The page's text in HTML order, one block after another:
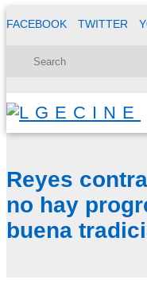
FACEBOOK TWITTER
Reyes
no hay
buena